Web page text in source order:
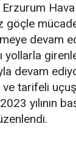
göçle
devam
yollarla
devam
tarifeli
yılının